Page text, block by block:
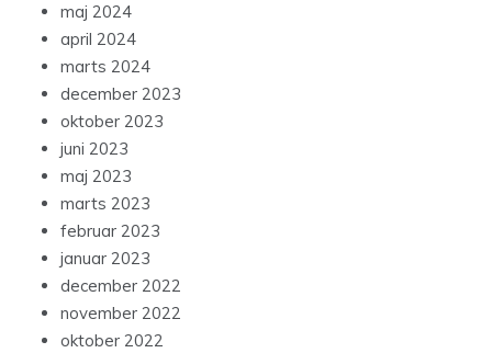
maj 2024
april 2024
marts 2024
december 2023
oktober 2023
juni 2023
maj 2023
marts 2023
februar 2023
januar 2023
december 2022
november 2022
oktober 2022